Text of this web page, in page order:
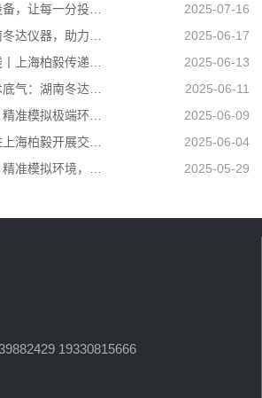
选对高低温试验箱设备，让每一分投入都值得
2025-07-16
2025-06-17
2025-06-13
格力考察背后的技术底气：湖南冬达高低温环境试验箱赋能工业检测
2025-06-11
高低温环境试验箱：精准模拟极端环境，助力产品品质升级
2025-06-09
2025-06-04
2025-05-29
19330815666